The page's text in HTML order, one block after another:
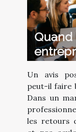
Quand
le
Un avis
peut-il faire
Dans un
les retours